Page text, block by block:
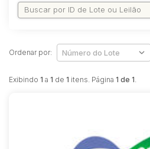
Exibindo 1 a 1 de 1 itens. Página 1 de 1.
Ordenar por: